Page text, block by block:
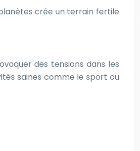
crée un terrain fertile
des tensions dans les
saines comme le sport ou